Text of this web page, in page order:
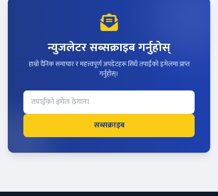
न्युजलेटर सब्सक्राइब गर्नुहोस्
हाम्रो दैनिक समाचार र महत्त्वपूर्ण अपडेटहरू सिधै तपाईंको इमेलमा प्राप्त
गर्नुहोस्।
सब्सक्राइब